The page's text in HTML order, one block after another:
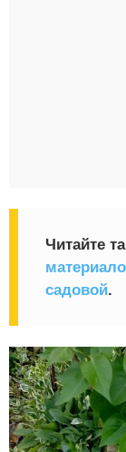
Читайте
садовой.